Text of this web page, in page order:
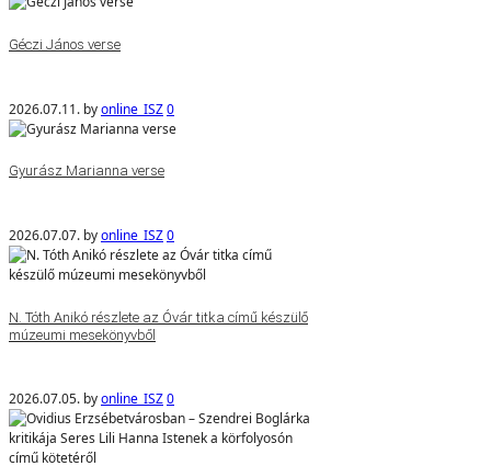
Géczi János verse
2026.07.11. byonline_ISZ0
Gyurász Marianna verse
2026.07.07. byonline_ISZ0
N. Tóth Anikó részlete az Óvár titka című készülő
múzeumi mesekönyvből
2026.07.05. byonline_ISZ0